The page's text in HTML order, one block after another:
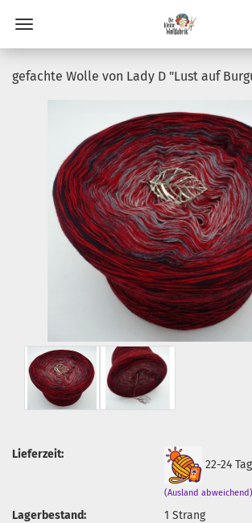
gefachte Wolle von Lady D "Lust auf
Lieferzeit:
22-24
(Ausland abweichend)
Lagerbestand: 1Strang